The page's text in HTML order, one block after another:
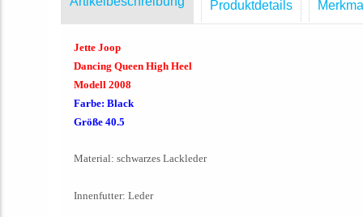
Produktdetails
Jette Joop
Dancing Queen High Heel
Modell 2008
Farbe: Black
Größe 40.5
Material: schwarzes Lackleder
Innenfutter: Leder